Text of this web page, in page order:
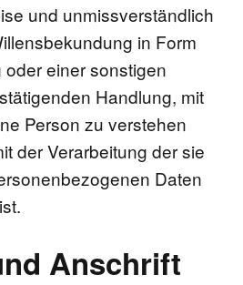
und unmissverständlich
in Form
einer sonstigen
Handlung, mit
Person zu verstehen
der Verarbeitung der sie
Daten
Anschrift